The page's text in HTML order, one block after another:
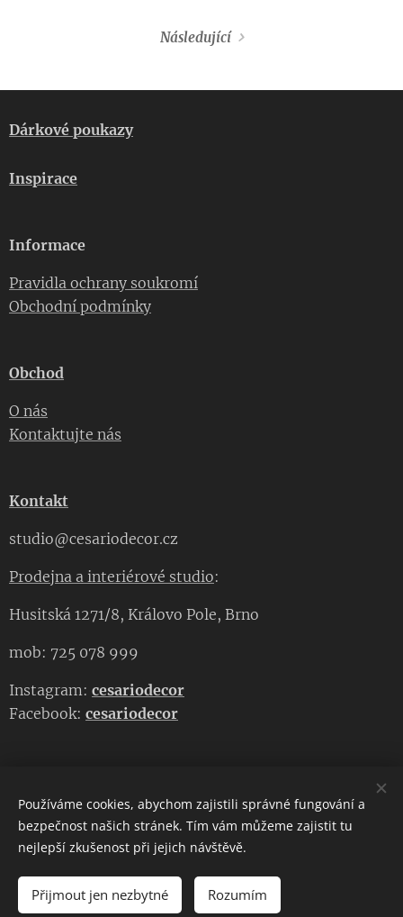
Následující
Dárkové poukazy
Inspirace
Informace
Pravidla ochrany soukromí
Obchodní podmínky
Obchod
O nás
Kontaktujte nás
Kontakt
studio@cesariodecor.cz
Prodejna a interiérové studio:
Husitská 1271/8, Královo Pole, Brno
mob: 725 078 999
Instagram: cesariodecor
Facebook: cesariodecor
CESARIO DECOR
Copyright 2023CESARIO DECOR. Všechna práva vyhrazena.
Cookies
Používáme cookies, abychom zajistili správné fungování a
bezpečnost našich stránek. Tím vám můžeme zajistit tu
nejlepší zkušenost při jejich návštěvě.
Přijmout jen nezbytné Rozumím